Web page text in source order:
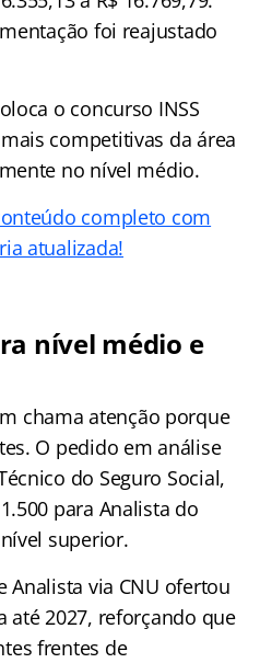
foi reajustado
o concurso INSS
competitivas da área
no nível médio.
completo com
atualizada!
nível médio e
chama atenção porque
O pedido em análise
do Seguro Social,
para Analista do
superior.
Analista via CNU ofertou
até 2027, reforçando que
frentes de